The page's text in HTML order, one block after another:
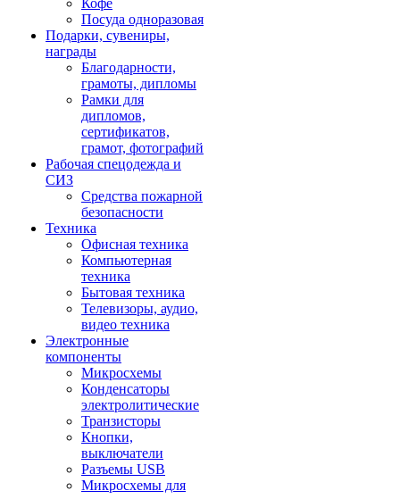
Кофе
Посуда одноразовая
Подарки, сувениры,
награды
Благодарности,
грамоты, дипломы
Рамки для
дипломов,
сертификатов,
грамот, фотографий
Рабочая спецодежда и
СИЗ
Средства пожарной
безопасности
Техника
Офисная техника
Компьютерная
техника
Бытовая техника
Телевизоры, аудио,
видео техника
Электронные
компоненты
Микросхемы
Конденсаторы
электролитические
Транзисторы
Кнопки,
выключатели
Разъемы USB
Микросхемы для